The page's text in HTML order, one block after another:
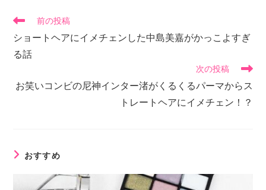
前の投稿
ショートヘアにイメチェンした中島美嘉がかっこよすぎ
る話
次の投稿
お笑いコンビの尼神インター渚がくるくるパーマからス
トレートヘアにイメチェン！？
おすすめ